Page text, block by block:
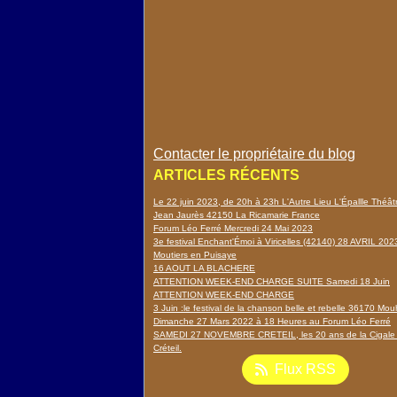
Contacter le propriétaire du blog
ARTICLES RÉCENTS
Le 22 juin 2023, de 20h à 23h L'Autre Lieu L'Épallle
Jean Jaurès 42150 La Ricamarie France
Forum Léo Ferré Mercredi 24 Mai 2023
3e festival Enchant'Émoi à Viricelles (42140) 28 AVRIL
Moutiers en Puisaye
16 AOUT LA BLACHERE
ATTENTION WEEK-END CHARGE SUITE Samedi 18 Juin
ATTENTION WEEK-END CHARGE
3 Juin :le festival de la chanson belle et rebelle 36170
Dimanche 27 Mars 2022 à 18 Heures au Forum Léo Ferré
SAMEDI 27 NOVEMBRE CRETEIL, les 20 ans de la Cigale
Créteil.
Flux RSS